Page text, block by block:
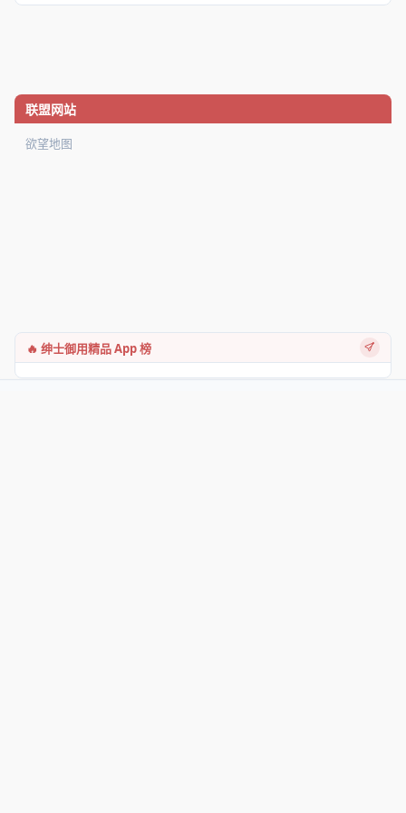
联盟网站
欲望地图
🔥 绅士御用精品 App 榜